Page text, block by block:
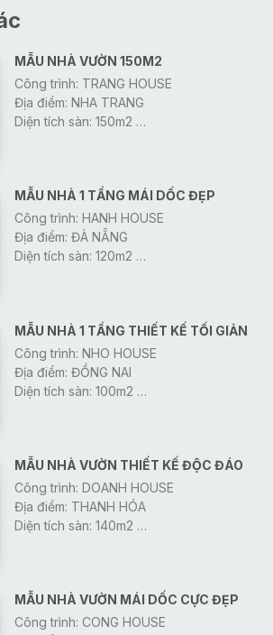
MẪU NHÀ VƯỜN 150M2
Công trình: TRANG HOUSE
Địa điểm: NHA TRANG
Diện tích sàn: 150m2
MẪU NHÀ 1 TẦNG MÁI DỐC ĐẸP
Công trình: HANH HOUSE
Địa điểm: ĐÀ NẴNG
Diện tích sàn: 120m2
MẪU NHÀ 1 TẦNG THIẾT KẾ TỐI GIẢN
Công trình: NHO HOUSE
Địa điểm: ĐỒNG NAI
Diện tích sàn: 100m2
MẪU NHÀ VƯỜN THIẾT KẾ ĐỘC ĐÁO
Công trình: DOANH HOUSE
Địa điểm: THANH HÓA
Diện tích sàn: 140m2
MẪU NHÀ VƯỜN MÁI DỐC CỰC ĐẸP
Công trình: CONG HOUSE